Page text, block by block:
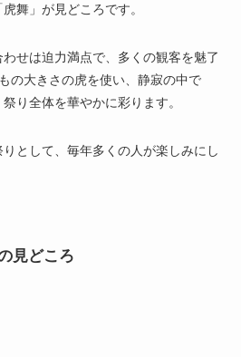
舞」が見どころです。
せは迫力満点で、多くの観客を魅了
の大きさの虎を使い、静寂の中で
り全体を華やかに彩ります。
として、毎年多くの人が楽しみにし
見どころ